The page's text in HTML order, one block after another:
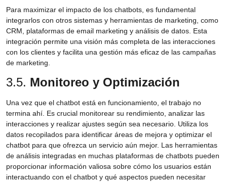
Para maximizar el impacto de los chatbots, es fundamental
integrarlos con otros sistemas y herramientas de marketing, como
CRM, plataformas de email marketing y análisis de datos. Esta
integración permite una visión más completa de las interacciones
con los clientes y facilita una gestión más eficaz de las campañas
de marketing.
3.5. Monitoreo y Optimización
Una vez que el chatbot está en funcionamiento, el trabajo no
termina ahí. Es crucial monitorear su rendimiento, analizar las
interacciones y realizar ajustes según sea necesario. Utiliza los
datos recopilados para identificar áreas de mejora y optimizar el
chatbot para que ofrezca un servicio aún mejor. Las herramientas
de análisis integradas en muchas plataformas de chatbots pueden
proporcionar información valiosa sobre cómo los usuarios están
interactuando con el chatbot y qué aspectos pueden necesitar